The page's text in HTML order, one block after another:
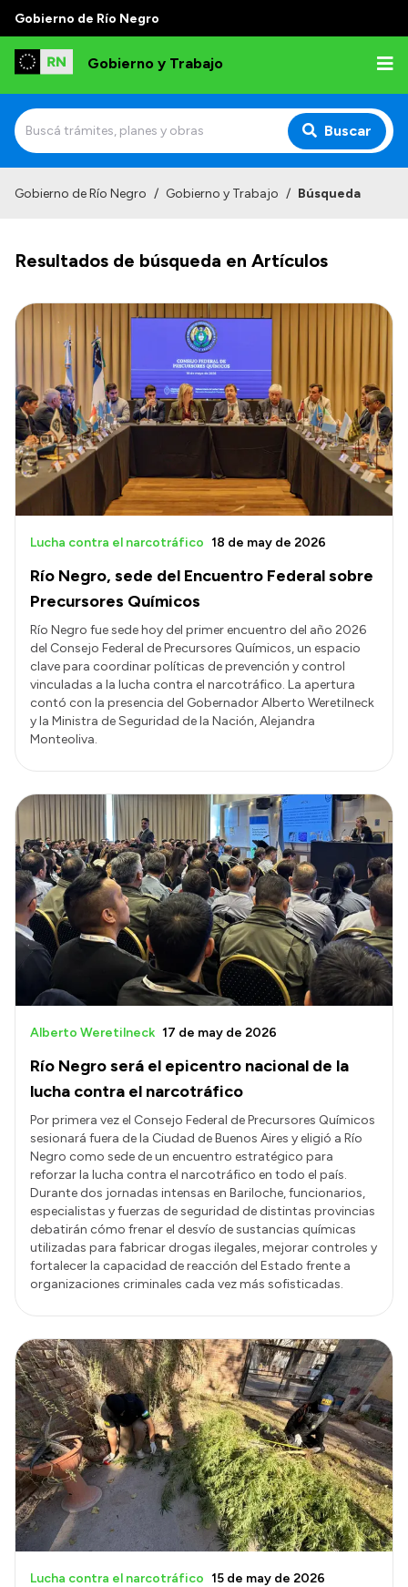
Gobierno de Río Negro
Gobierno y Trabajo
Buscar
Misión
Autoridades, Áreas y Organismos
Delegaciones
Normativa
Transparencia
Presupuesto
Boletín Oficial
Compras y licitaciones
Consulta de pago a proveedores
Convocatorias
Intranet
Login
Gobierno de Río Negro / Gobierno y Trabajo / Búsqueda
Resultados de búsqueda en Artículos
Río Negro, sede del Encuentro Federal sobre
Precursores Químicos
Lucha contra el narcotráfico 18 de may de 2026
Río Negro fue sede hoy del primer encuentro del año 2026
del Consejo Federal de Precursores Químicos, un espacio
clave para coordinar políticas de prevención y control
vinculadas a la lucha contra el narcotráfico. La apertura
contó con la presencia del Gobernador Alberto Weretilneck
y la Ministra de Seguridad de la Nación, Alejandra
Monteoliva.
Río Negro será el epicentro nacional de la
lucha contra el narcotráfico
Alberto Weretilneck 17 de may de 2026
Por primera vez el Consejo Federal de Precursores Químicos
sesionará fuera de la Ciudad de Buenos Aires y eligió a Río
Negro como sede de un encuentro estratégico para
reforzar la lucha contra el narcotráfico en todo el país.
Durante dos jornadas intensas en Bariloche, funcionarios,
especialistas y fuerzas de seguridad de distintas provincias
debatirán cómo frenar el desvío de sustancias químicas
utilizadas para fabricar drogas ilegales, mejorar controles y
fortalecer la capacidad de reacción del Estado frente a
organizaciones criminales cada vez más sofisticadas.
Lucha contra el narcotráfico 15 de may de 2026